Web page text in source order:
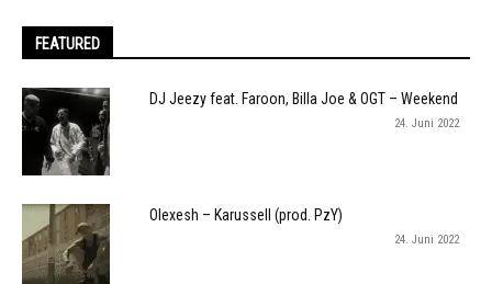
FEATURED
DJ Jeezy feat. Faroon, Billa Joe & OGT – Weekend
24. Juni 2022
Olexesh – Karussell (prod. PzY)
24. Juni 2022